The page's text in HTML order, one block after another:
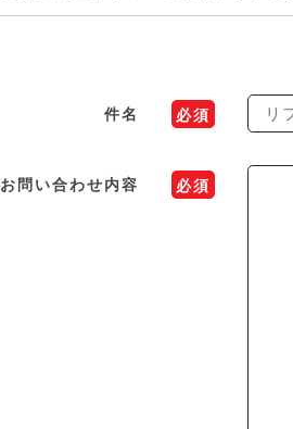
件名 必須
お問い合わせ内容 必須